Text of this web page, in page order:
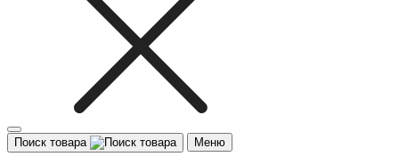
Поиск товара Меню